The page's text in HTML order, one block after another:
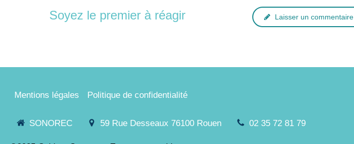
Soyez le premier à réagir Laisser un commentaire
Mentions légales Politique de confidentialité
SONOREC 59 Rue Desseaux 76100 Rouen 02 35 72 81 79